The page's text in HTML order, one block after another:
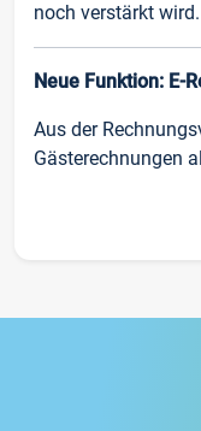
noch verstärkt wird.
Neue Funktion: E-
Aus der
Gästerechnungen